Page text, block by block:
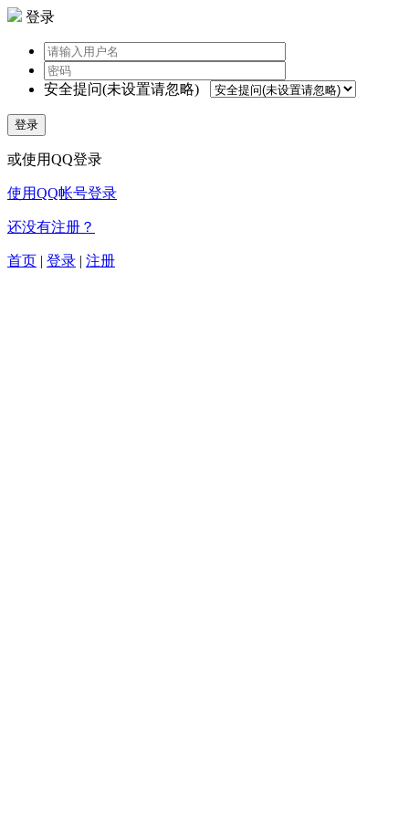
登录
安全提问(未设置请忽略)
登录
或使用QQ登录
使用QQ帐号登录
还没有注册？
首页 | 登录 | 注册